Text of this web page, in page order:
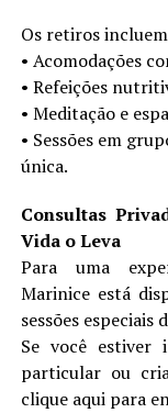
Os retiros
•⁠ ⁠Acomodações
•⁠ ⁠Refeições
•⁠ ⁠Meditação e
•⁠ ⁠Sessões em
única.
Consultas
Vida o Leva
Para uma
Marinice está
sessões
Se você estiver
particular ou
clique aqui para